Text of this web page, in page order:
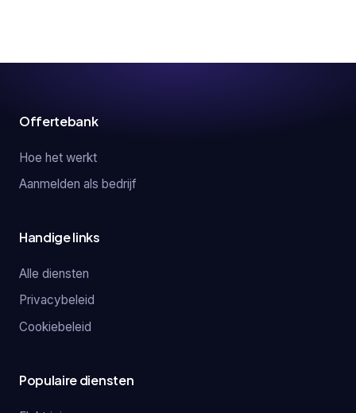
Offertebank
Hoe het werkt
Aanmelden als bedrijf
Handige links
Alle diensten
Privacybeleid
Cookiebeleid
Populaire diensten